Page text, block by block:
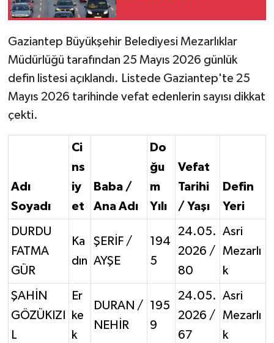
Gaziantep Büyükşehir Belediyesi Mezarlıklar
Müdürlüğü tarafından 25 Mayıs 2026 günlük
defin listesi açıklandı. Listede Gaziantep'te 25
Mayıs 2026 tarihinde vefat edenlerin sayısı dikkat
çekti.
Adı
Soyadı
Ci
ns
iy
et
Baba /
Ana Adı
Do
ğu
m
Yılı
Vefat
Tarihi
/ Yaşı
Defin
Yeri
DURDU
FATMA
GÜR
Ka
dın
ŞERİF /
AYŞE
194
5
24.05.
2026 /
80
Asri
Mezarlı
k
ŞAHİN
GÖZÜKIZI
L
Er
ke
k
DURAN /
NEHİR
195
9
24.05.
2026 /
67
Asri
Mezarlı
k
Türkiye
Video Haber
Yaşam
Yemek